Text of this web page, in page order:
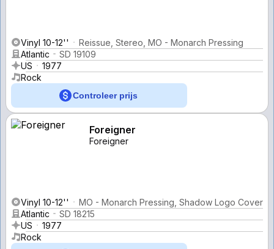
Vinyl 10-12''
Reissue, Stereo, MO - Monarch Pressing
Atlantic
SD 19109
US
1977
Rock
Controleer prijs
Foreigner
Foreigner
Vinyl 10-12''
MO - Monarch Pressing, Shadow Logo Cover
Atlantic
SD 18215
US
1977
Rock